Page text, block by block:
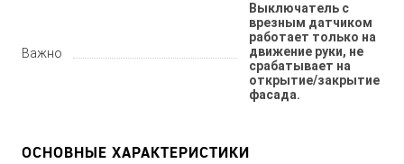
Важно
Выключатель с
врезным датчиком
работает только на
движение руки, не
срабатывает на
открытие/закрытие
фасада.
ОСНОВНЫЕ ХАРАКТЕРИСТИКИ